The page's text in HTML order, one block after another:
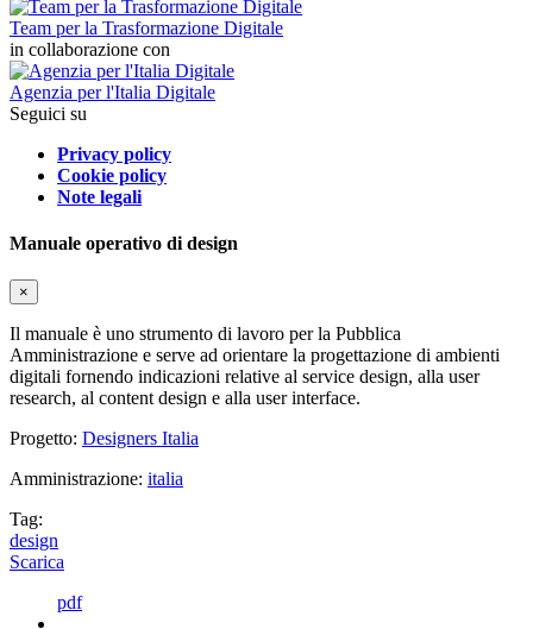
Team per la Trasformazione Digitale
in collaborazione con
Agenzia per l'Italia Digitale
Seguici su
Privacy policy
Cookie policy
Note legali
Manuale operativo di design
×
Il manuale è uno strumento di lavoro per la Pubblica
Amministrazione e serve ad orientare la progettazione di ambienti
digitali fornendo indicazioni relative al service design, alla user
research, al content design e alla user interface.
Progetto: Designers Italia
Amministrazione: italia
Tag:
design
Scarica
pdf